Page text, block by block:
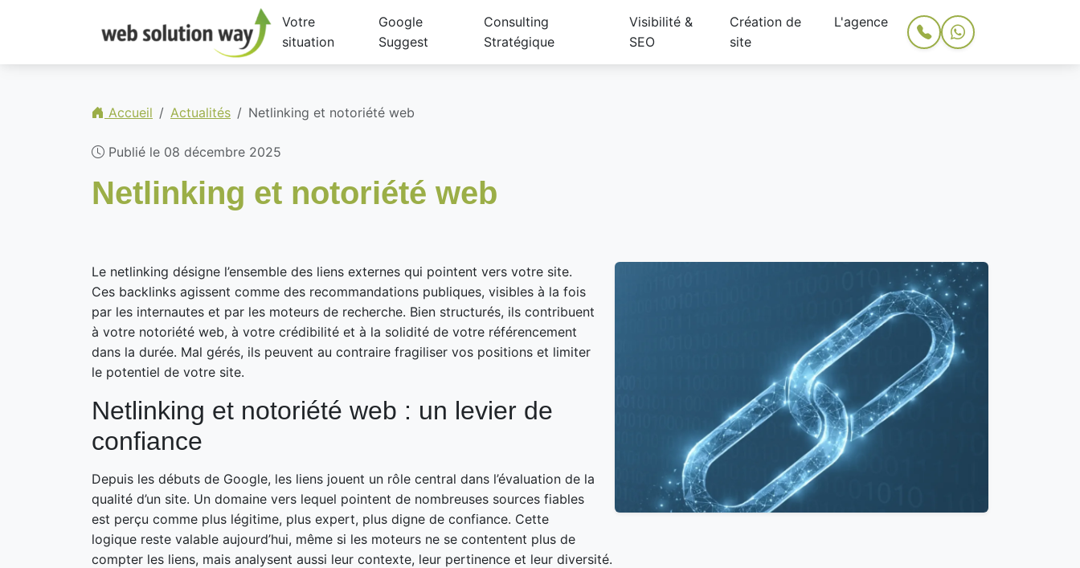
Votre
situation
Google
Suggest
Consulting
Stratégique
Visibilité &
SEO
Création de
site
L'agence
Accueil Actualités Netlinking et notoriété web
Publié le 08 décembre 2025
Netlinking et notoriété web
Le netlinking désigne l’ensemble des liens externes qui pointent vers votre site.
Ces backlinks agissent comme des recommandations publiques, visibles à la fois
par les internautes et par les moteurs de recherche. Bien structurés, ils contribuent
à votre notoriété web, à votre crédibilité et à la solidité de votre référencement
dans la durée. Mal gérés, ils peuvent au contraire fragiliser vos positions et limiter
le potentiel de votre site.
Netlinking et notoriété web : un levier de
confiance
Depuis les débuts de Google, les liens jouent un rôle central dans l’évaluation de la
qualité d’un site. Un domaine vers lequel pointent de nombreuses sources fiables
est perçu comme plus légitime, plus expert, plus digne de confiance. Cette
logique reste valable aujourd’hui, même si les moteurs ne se contentent plus de
compter les liens, mais analysent aussi leur contexte, leur pertinence et leur diversité.